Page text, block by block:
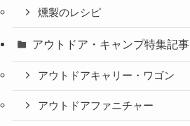
燻製のレシピ
アウトドア・キャンプ特集記事
アウトドアキャリー・ワゴン
アウトドアファニチャー